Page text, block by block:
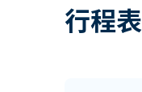
行程表